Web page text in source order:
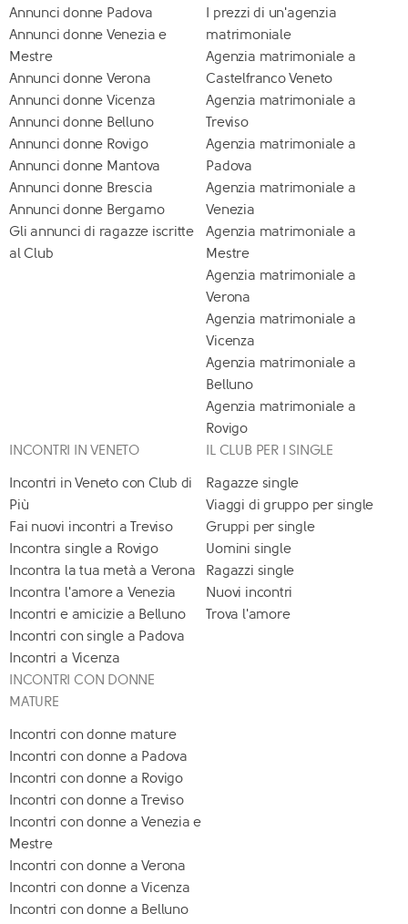
Annunci donne Padova
Annunci donne Venezia e
Mestre
Annunci donne Verona
Annunci donne Vicenza
Annunci donne Belluno
Annunci donne Rovigo
Annunci donne Mantova
Annunci donne Brescia
Annunci donne Bergamo
Gli annunci di ragazze iscritte
al Club
I prezzi di un'agenzia
matrimoniale
Agenzia matrimoniale a
Castelfranco Veneto
Agenzia matrimoniale a
Treviso
Agenzia matrimoniale a
Padova
Agenzia matrimoniale a
Venezia
Agenzia matrimoniale a
Mestre
Agenzia matrimoniale a
Verona
Agenzia matrimoniale a
Vicenza
Agenzia matrimoniale a
Belluno
Agenzia matrimoniale a
Rovigo
INCONTRI IN VENETO
Incontri in Veneto con Club di
Più
Fai nuovi incontri a Treviso
Incontra single a Rovigo
Incontra la tua metà a Verona
Incontra l'amore a Venezia
Incontri e amicizie a Belluno
Incontri con single a Padova
Incontri a Vicenza
IL CLUB PER I SINGLE
Ragazze single
Viaggi di gruppo per single
Gruppi per single
Uomini single
Ragazzi single
Nuovi incontri
Trova l'amore
INCONTRI CON DONNE
MATURE
Incontri con donne mature
Incontri con donne a Padova
Incontri con donne a Rovigo
Incontri con donne a Treviso
Incontri con donne a Venezia e
Mestre
Incontri con donne a Verona
Incontri con donne a Vicenza
Incontri con donne a Belluno